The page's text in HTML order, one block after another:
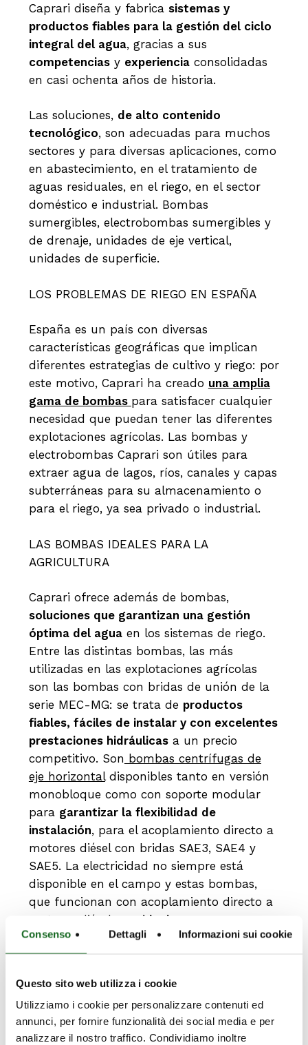
Consenso Dettagli Informazioni sui cookie
Questo sito web utilizza i cookie
Utilizziamo i cookie per personalizzare contenuti ed
annunci, per fornire funzionalità dei social media e per
analizzare il nostro traffico. Condividiamo inoltre
Caprari diseña y fabrica sistemas y
productos fiables para la gestión del ciclo
integral del agua, gracias a sus
competenciasy experienciaconsolidadas
en casi ochenta años de historia.
Las soluciones, de alto contenido
tecnológico, son adecuadas para muchos
sectores y para diversas aplicaciones, como
en abastecimiento, en el tratamiento de
aguas residuales, en el riego, en el sector
doméstico e industrial. Bombas
sumergibles, electrobombas sumergibles y
de drenaje, unidades de eje vertical,
unidades de superficie.
LOS PROBLEMAS DE RIEGO EN ESPAÑA
España es un país con diversas
características geográficas que implican
diferentes estrategias de cultivo y riego: por
este motivo, Caprari ha creado una amplia
gama de bombas para satisfacer cualquier
necesidad que puedan tener las diferentes
explotaciones agrícolas. Las bombas y
electrobombas Caprari son útiles para
extraer agua de lagos, ríos, canales y capas
subterráneas para su almacenamiento o
para el riego, ya sea privado o industrial.
LAS BOMBAS IDEALES PARA LA
AGRICULTURA
Caprari ofrece además de bombas,
soluciones que garantizan una gestión
óptima del aguaen los sistemas de riego.
Entre las distintas bombas, las más
utilizadas en las explotaciones agrícolas
son las bombas con bridas de unión de la
serie MEC-MG: se trata de productos
fiables, fáciles de instalar y con excelentes
prestaciones hidráulicasa un precio
competitivo. Son bombas centrífugas de
eje horizontaldisponibles tanto en versión
monobloque como con soporte modular
para garantizar la flexibilidad de
instalación, para el acoplamiento directo a
motores diésel con bridas SAE3, SAE4 y
SAE5. La electricidad no siempre está
disponible en el campo y estas bombas,
que funcionan con acoplamiento directo a
motores diésel, son ideales para
aplicaciones como motobombas y
enrolladores de riego
en cuanto a materiales y tecnología de
funcionamiento, por lo queson muy
robustas, adecuadas para trabajardurante